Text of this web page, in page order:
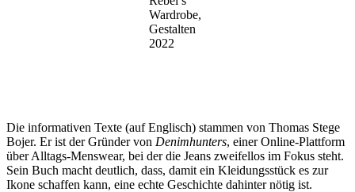
Wardrobe,
Gestalten
2022
Die informativen Texte (auf Englisch) stammen von Thomas Stege
Bojer. Er ist der Gründer von Denimhunters, einer Online-Plattform
über Alltags-Menswear, bei der die Jeans zweifellos im Fokus steht.
Sein Buch macht deutlich, dass, damit ein Kleidungsstück es zur
Ikone schaffen kann, eine echte Geschichte dahinter nötig ist.